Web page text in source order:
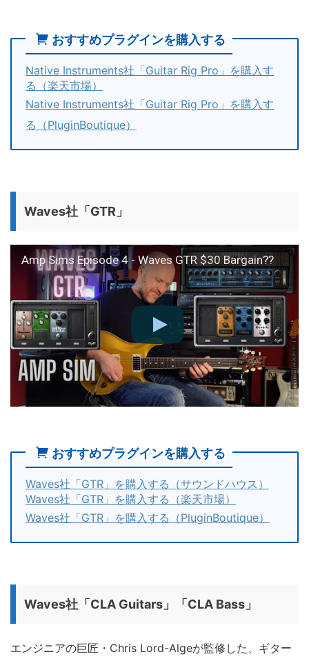
おすすめプラグインを購入する
Native Instruments社「Guitar Rig Pro」を購入す
る（楽天市場）
Native Instruments社「Guitar Rig Pro」を購入す
る（PluginBoutique）
Waves社「GTR」
Amp Sims Episode 4 - Waves GTR $30 Bargain??
おすすめプラグインを購入する
Waves社「GTR」を購入する（サウンドハウス）
Waves社「GTR」を購入する（楽天市場）
Waves社「GTR」を購入する（PluginBoutique）
Waves社「CLA Guitars」「CLA Bass」
エンジニアの巨匠・Chris Lord-Algeが監修した、ギター